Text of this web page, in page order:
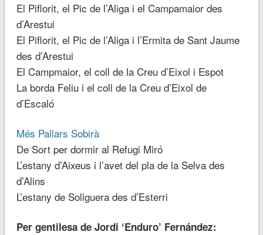
El Piflorit, el Pic de l’Aliga i el Campamaior des
d’Arestui
El Piflorit, el Pic de l’Aliga i l’Ermita de Sant Jaume
des d’Arestui
El Campmaior, el coll de la Creu d’Eixol i Espot
La borda Feliu i el coll de la Creu d’Eixol de
d’Escaló
Més Pallars Sobirà
De Sort per dormir al Refugi Miró
L’estany d’Aixeus i l’avet del pla de la Selva des
d’Alins
L’estany de Soliguera des d’Esterri
Per gentilesa de Jordi ‘Enduro’ Fernández: